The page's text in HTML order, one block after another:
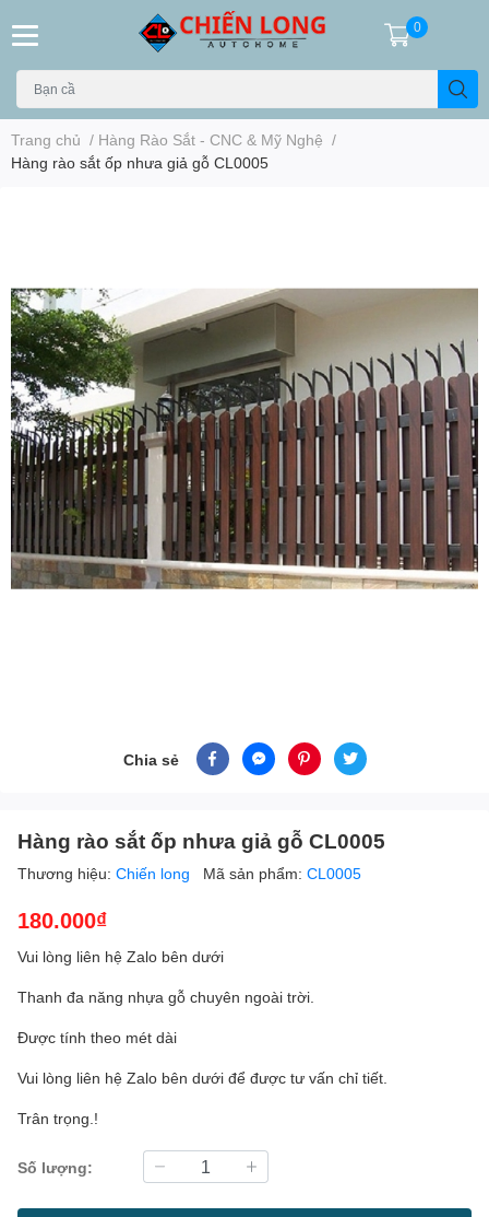
0
Trang chủ / Hàng Rào Sắt - CNC & Mỹ Nghệ /
Hàng rào sắt ốp nhưa giả gỗ CL0005
Chia sẻ
Hàng rào sắt ốp nhưa giả gỗ CL0005
Thương hiệu: Chiến long Mã sản phẩm: CL0005
180.000₫
Vui lòng liên hệ Zalo bên dưới
Thanh đa năng nhựa gỗ chuyên ngoài trời.
Được tính theo mét dài
Vui lòng liên hệ Zalo bên dưới để được tư vấn chỉ tiết.
Trân trọng.!
Số lượng: